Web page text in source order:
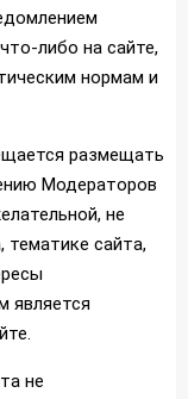
либо на сайте,
нормам и
размещать
Модераторов
не
тематике сайта,
является
не